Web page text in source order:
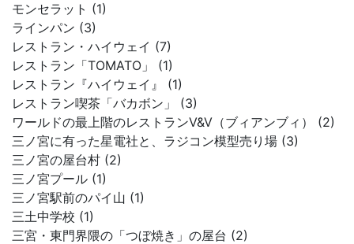
モンセラット (1)
ラインパン (3)
レストラン・ハイウェイ (7)
レストラン「TOMATO」 (1)
レストラン『ハイウェイ』 (1)
レストラン喫茶「バカボン」 (3)
ワールドの最上階のレストランV&V（ブィアンブィ） (2)
三ノ宮に有った星電社と、ラジコン模型売り場 (3)
三ノ宮の屋台村 (2)
三ノ宮プール (1)
三ノ宮駅前のパイ山 (1)
三土中学校 (1)
三宮・東門界隈の「つぼ焼き」の屋台 (2)